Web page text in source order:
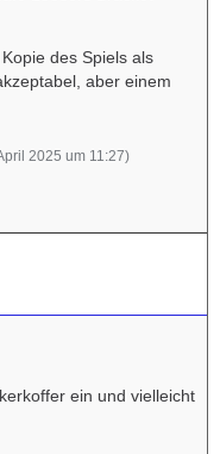
des Spiels als
aber einem
2025 um 11:27)
ein und vielleicht